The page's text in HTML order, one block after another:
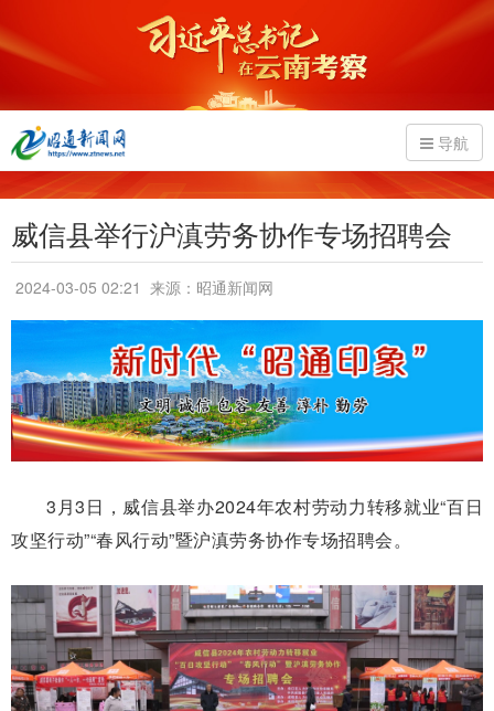
导航
威信县举行沪滇劳务协作专场招聘会
2024-03-05 02:21 来源：昭通新闻网
3月3日，威信县举办2024年农村劳动力转移就业“百日
攻坚行动”“春风行动”暨沪滇劳务协作专场招聘会。